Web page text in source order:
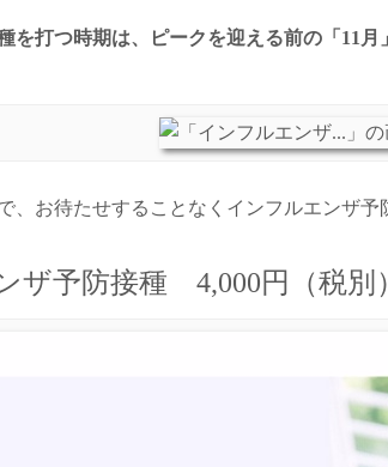
を打つ時期は、ピークを迎える前の「11
、お待たせすることなくインフルエンザ予
ザ予防接種 4,000円（税別）